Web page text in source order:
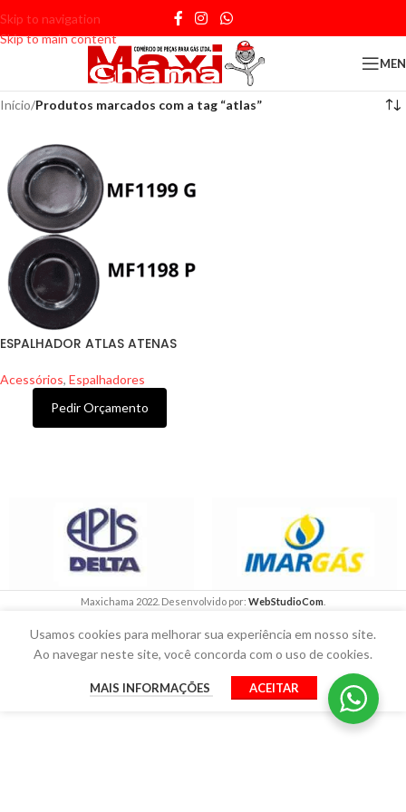
Skip to navigation
Skip to main content
Início/Produtos marcados com a tag “atlas”
ESPALHADOR ATLAS ATENAS
Acessórios, Espalhadores
Pedir Orçamento
Maxichama 2022. Desenvolvido por: WebStudioCom
Usamos cookies para melhorar sua experiência em nosso site.
Ao navegar neste site, você concorda com o uso de cookies.
MAIS INFORMAÇÕES ACEITAR